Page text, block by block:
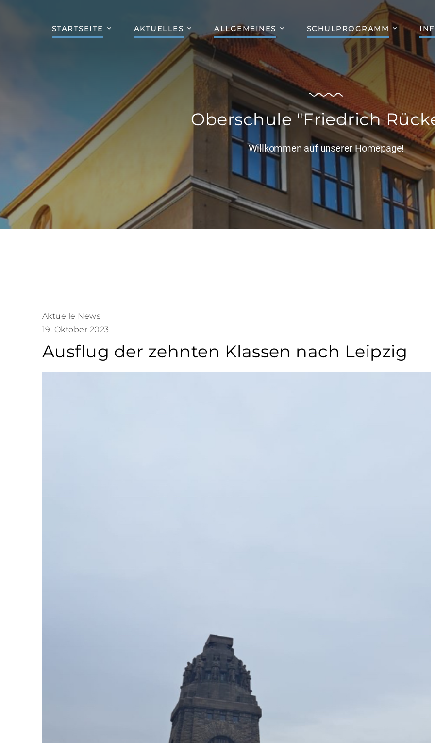
STARTSEITE AKTUELLES ALLGEMEINES SCHULPROGRAMM
Oberschule "Friedrich
Willkommen auf unserer Homepage!
Aktuelle News
19. Oktober 2023
Ausflug der zehnten Klassen nach Leipzig